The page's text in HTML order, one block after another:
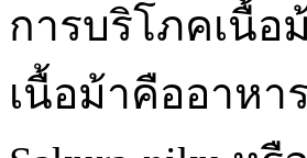
การบริโภคเนื้อ
เนื้อม้าคืออาหา